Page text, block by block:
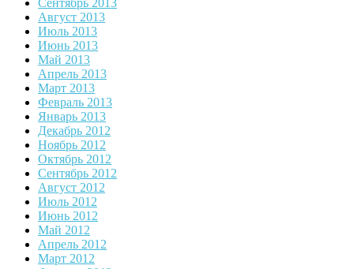
Сентябрь 2013
Август 2013
Июль 2013
Июнь 2013
Май 2013
Апрель 2013
Март 2013
Февраль 2013
Январь 2013
Декабрь 2012
Ноябрь 2012
Октябрь 2012
Сентябрь 2012
Август 2012
Июль 2012
Июнь 2012
Май 2012
Апрель 2012
Март 2012